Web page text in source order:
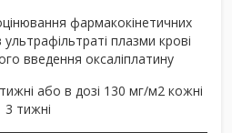
фармакокінетичних
плазми крові
введення оксаліплатину
або в дозі 130 мг/м2 кожні
3 тижні